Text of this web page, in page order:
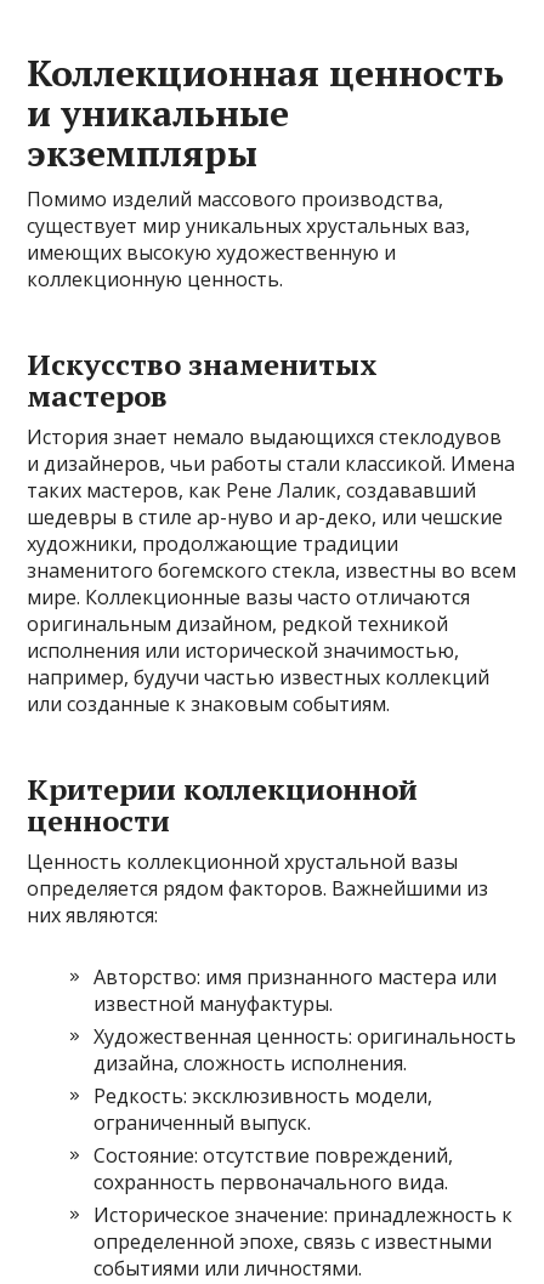
Коллекционная ценность
и уникальные
экземпляры
Помимо изделий массового производства,
существует мир уникальных хрустальных ваз,
имеющих высокую художественную и
коллекционную ценность.
Искусство знаменитых
мастеров
История знает немало выдающихся стеклодувов
и дизайнеров, чьи работы стали классикой. Имена
таких мастеров, как Рене Лалик, создававший
шедевры в стиле ар-нуво и ар-деко, или чешские
художники, продолжающие традиции
знаменитого богемского стекла, известны во всем
мире. Коллекционные вазы часто отличаются
оригинальным дизайном, редкой техникой
исполнения или исторической значимостью,
например, будучи частью известных коллекций
или созданные к знаковым событиям.
Критерии коллекционной
ценности
Ценность коллекционной хрустальной вазы
определяется рядом факторов. Важнейшими из
них являются:
Авторство: имя признанного мастера или
известной мануфактуры.
Художественная ценность: оригинальность
дизайна, сложность исполнения.
Редкость: эксклюзивность модели,
ограниченный выпуск.
Состояние: отсутствие повреждений,
сохранность первоначального вида.
Историческое значение: принадлежность к
определенной эпохе, связь с известными
событиями или личностями.